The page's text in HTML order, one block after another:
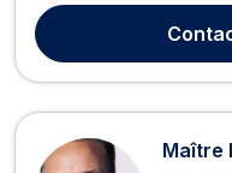
indivisions, de la garde
d'adoption, de filiation ou
Maître